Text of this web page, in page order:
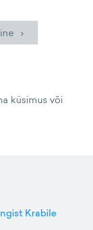
›
küsimus või
Krabile